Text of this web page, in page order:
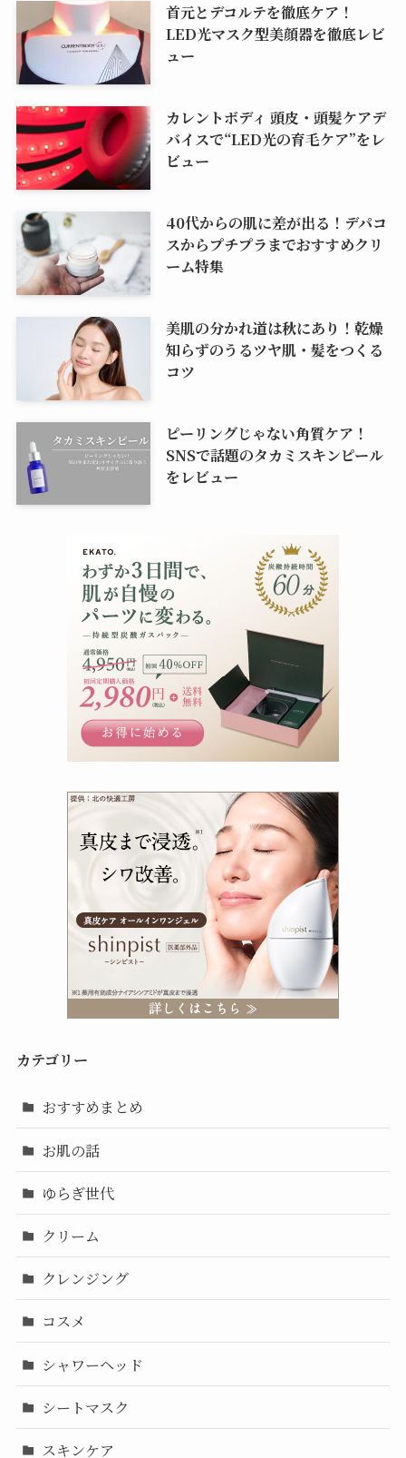
首元とデコルテを徹底ケア！
LED光マスク型美顔器を徹底レビ
ュー
カレントボディ 頭皮・頭髪ケアデ
バイスで“LED光の育毛ケア”をレ
ビュー
40代からの肌に差が出る！デパコ
スからプチプラまでおすすめクリ
ーム特集
美肌の分かれ道は秋にあり！乾燥
知らずのうるツヤ肌・髪をつくる
コツ
ピーリングじゃない角質ケア！
SNSで話題のタカミスキンピール
をレビュー
カテゴリー
おすすめまとめ
お肌の話
ゆらぎ世代
クリーム
クレンジング
コスメ
シャワーヘッド
シートマスク
スキンケア